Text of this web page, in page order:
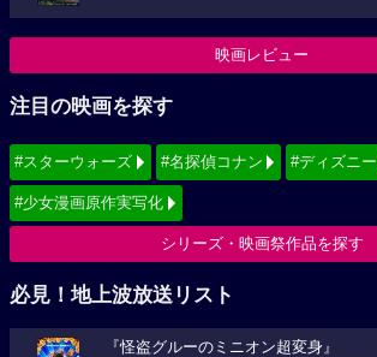
映画レビュー
注目の映画を探す
#スターウォーズ #名探偵コナン #ディズニー
#少女漫画原作実写化
シリーズ・映画祭作品を探す
必見！地上波放送リスト
『怪盗グルーのミニオン超変身』